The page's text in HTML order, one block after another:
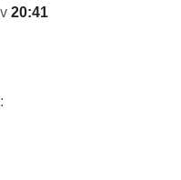
20:41